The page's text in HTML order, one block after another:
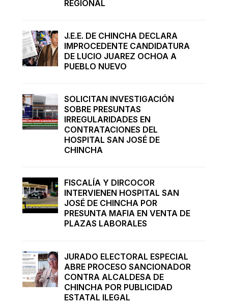
REGIONAL
J.E.E. DE CHINCHA DECLARA
IMPROCEDENTE CANDIDATURA
DE LUCIO JUAREZ OCHOA A
PUEBLO NUEVO
SOLICITAN INVESTIGACIÓN
SOBRE PRESUNTAS
IRREGULARIDADES EN
CONTRATACIONES DEL
HOSPITAL SAN JOSÉ DE
CHINCHA
FISCALÍA Y DIRCOCOR
INTERVIENEN HOSPITAL SAN
JOSÉ DE CHINCHA POR
PRESUNTA MAFIA EN VENTA DE
PLAZAS LABORALES
JURADO ELECTORAL ESPECIAL
ABRE PROCESO SANCIONADOR
CONTRA ALCALDESA DE
CHINCHA POR PUBLICIDAD
ESTATAL ILEGAL